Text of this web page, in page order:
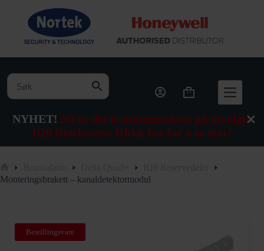
NYHET! Nå er det kvantumsrabatt på utvalgte
IQ8 Detektorer. Klikk her for å se mer!
innholdet
Handlekurv
Hjem
Monteringsbrakett – kanaldetektormodul
Bestillingsvare